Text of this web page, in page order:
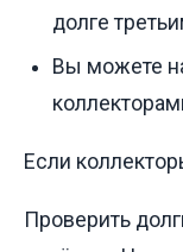
долге
Вы можете
Если
Проверить